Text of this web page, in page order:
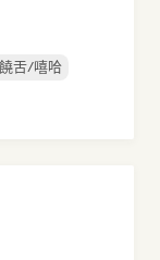
舌/嘻哈